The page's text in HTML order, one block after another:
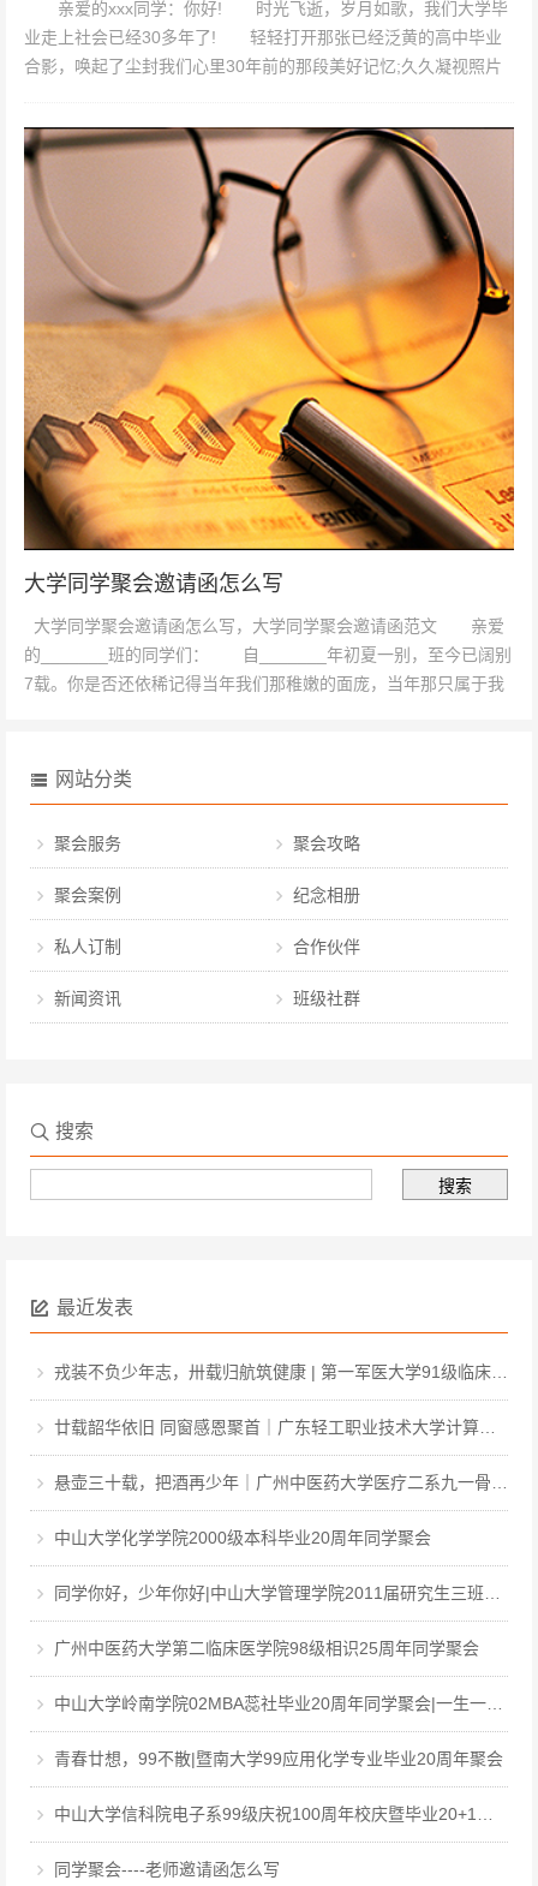
亲爱的xxx同学：你好! 时光飞逝，岁月如歌，我们大学毕
业走上社会已经30多年了! 轻轻打开那张已经泛黄的高中毕业
合影，唤起了尘封我们心里30年前的那段美好记忆;久久凝视照片
大学同学聚会邀请函怎么写
大学同学聚会邀请函怎么写，大学同学聚会邀请函范文 亲爱
的_______班的同学们： 自_______年初夏一别，至今已阔别
7载。你是否还依稀记得当年我们那稚嫩的面庞，当年那只属于我
网站分类
聚会服务 聚会攻略
聚会案例 纪念相册
私人订制 合作伙伴
新闻资讯 班级社群
搜索
最近发表
戎装不负少年志，卅载归航筑健康 | 第一军医大学91级临床·中医·医工本科毕业三十周年聚会
廿载韶华依旧 同窗感恩聚首｜广东轻工职业技术大学计算机软件031班毕业二十周年聚会
悬壶三十载，把酒再少年｜广州中医药大学医疗二系九一骨伤毕业三十周年聚会
中山大学化学学院2000级本科毕业20周年同学聚会
同学你好，少年你好|中山大学管理学院2011届研究生三班毕业12周年同学聚会
广州中医药大学第二临床医学院98级相识25周年同学聚会
中山大学岭南学院02MBA蕊社毕业20周年同学聚会|一生一世，中大百年回眸，岭南廿载聚首
青春廿想，99不散|暨南大学99应用化学专业毕业20周年聚会
中山大学信科院电子系99级庆祝100周年校庆暨毕业20+1周年聚会
同学聚会----老师邀请函怎么写